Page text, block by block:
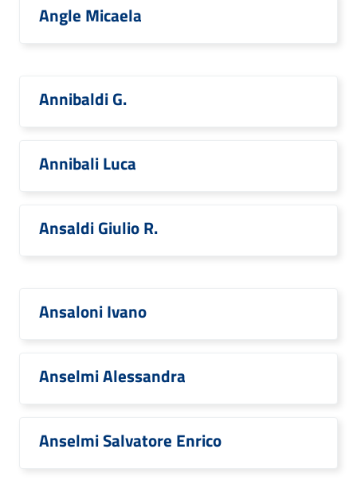
Angle Micaela
Annibaldi G.
Annibali Luca
Ansaldi Giulio R.
Ansaloni Ivano
Anselmi Alessandra
Anselmi Salvatore Enrico